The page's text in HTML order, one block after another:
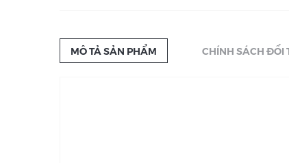
MÔ TẢ SẢN PHẨM CHÍNH SÁCH ĐỔI